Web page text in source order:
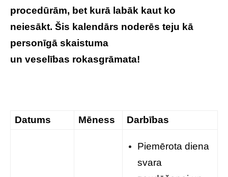
procedūrām, bet kurā labāk kaut ko
neiesākt. Šis kalendārs noderēs teju kā
personīgā skaistuma
un veselības rokasgrāmata!
Datums Mēness Darbības
Piemērota diena
svara